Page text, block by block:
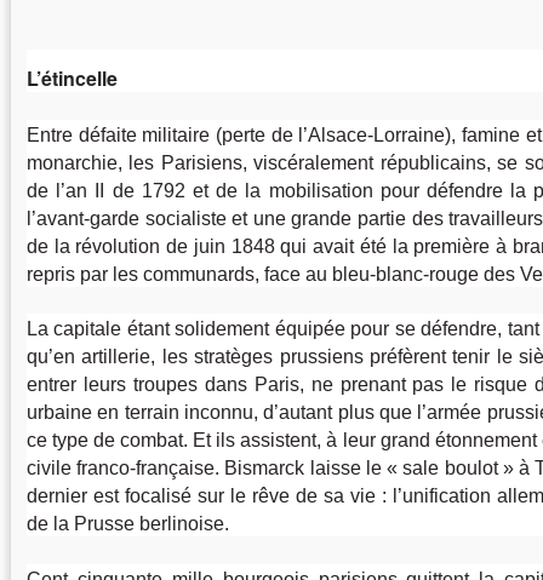
L’étincelle
Entre défaite militaire (perte de l’Alsace-Lorraine), famine
monarchie, les Parisiens, viscéralement républicains, se
de l’an II de 1792 et de la mobilisation pour défendre la
l’avant-garde socialiste et une grande partie des
de la révolution de juin 1848 qui avait été la première à
repris par les communards, face au bleu-blanc-rouge des
La capitale étant solidement équipée pour se défendre, tant
qu’en artillerie, les stratèges prussiens préfèrent tenir le
entrer leurs troupes dans Paris, ne prenant pas le risque
urbaine en terrain inconnu, d’autant plus que l’armée
ce type de combat. Et ils assistent, à leur grand
civile franco-française. Bismarck laisse le « sale boulot » à
dernier est focalisé sur le rêve de sa vie : l’unification
de la Prusse berlinoise.